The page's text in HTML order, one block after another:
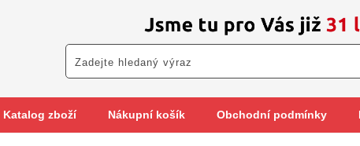
Katalog zboží Nákupní košík Obchodní podmínky